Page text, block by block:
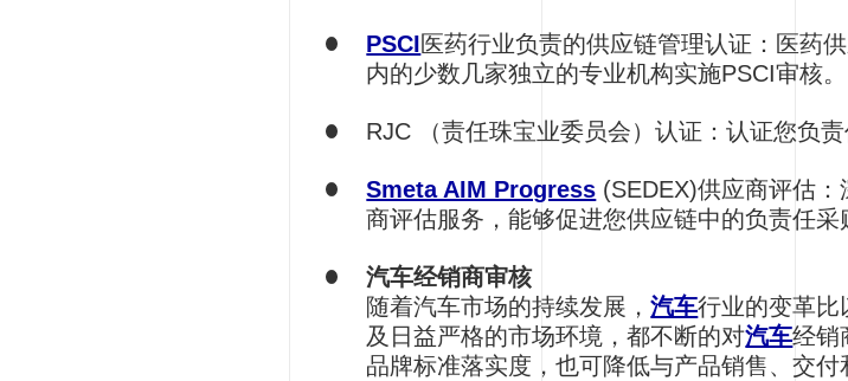
PSCI医药行业负责的供应链管理认证：医药
内的少数几家独立的专业机构实施PSCI审核。
RJC （责任珠宝业委员会）认证：认证您负
Smeta AIM Progress (SEDEX)供应商评估
商评估服务，能够促进您供应链中的负责任采
汽车经销商审核
随着汽车市场的持续发展，汽车行业的变革比
及日益严格的市场环境，都不断的对汽车经销
品牌标准落实度，也可降低与产品销售、交付